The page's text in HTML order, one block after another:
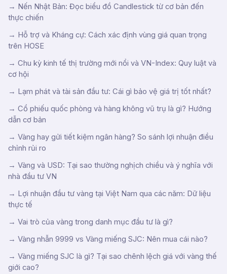
→ Nến Nhật Bản: Đọc biểu đồ Candlestick từ cơ bản đến
thực chiến
→ Hỗ trợ và Kháng cự: Cách xác định vùng giá quan trọng
trên HOSE
→ Chu kỳ kinh tế thị trường mới nổi và VN-Index: Quy luật và
cơ hội
→ Lạm phát và tài sản đầu tư: Cái gì bảo vệ giá trị tốt nhất?
→ Cổ phiếu quốc phòng và hàng không vũ trụ là gì? Hướng
dẫn cơ bản
→ Vàng hay gửi tiết kiệm ngân hàng? So sánh lợi nhuận điều
chỉnh rủi ro
→ Vàng và USD: Tại sao thường nghịch chiều và ý nghĩa với
nhà đầu tư VN
→ Lợi nhuận đầu tư vàng tại Việt Nam qua các năm: Dữ liệu
thực tế
→ Vai trò của vàng trong danh mục đầu tư là gì?
→ Vàng nhẫn 9999 vs Vàng miếng SJC: Nên mua cái nào?
→ Vàng miếng SJC là gì? Tại sao chênh lệch giá với vàng thế
giới cao?